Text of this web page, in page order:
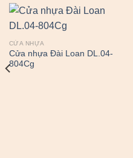
CỬA NHỰA
Cửa nhựa Đài Loan DL.04-
804Cg